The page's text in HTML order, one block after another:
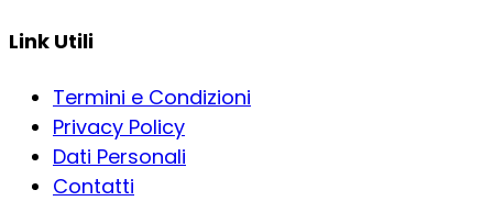
Link Utili
Termini e Condizioni
Privacy Policy
Dati Personali
Contatti